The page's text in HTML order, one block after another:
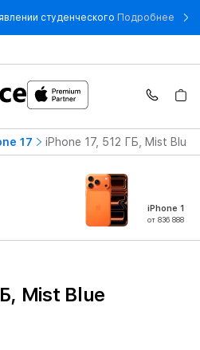
студенческого Подробнее - -
17 iPhone 17, 512 ГБ, Mist Blue
iPhone 17
от 836 888 ₸
Mist Blue